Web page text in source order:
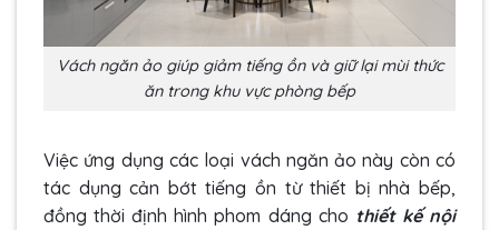
Vách ngăn ảo giúp giảm tiếng ồn và giữ lại mùi thức
ăn trong khu vực phòng bếp
Việc ứng dụng các loại vách ngăn ảo này còn có
tác dụng cản bớt tiếng ồn từ thiết bị nhà bếp,
đồng thời định hình phom dáng cho thiết kế nội